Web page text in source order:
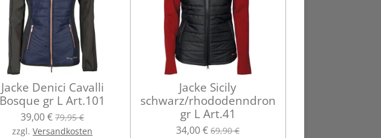
Jacke Denici Cavalli
Bosque gr L Art.101
39,00 € 79,95 €
zzgl.Versandkosten
Jacke Sicily
schwarz/rhododenndron
gr L Art.41
34,00 € 69,90 €